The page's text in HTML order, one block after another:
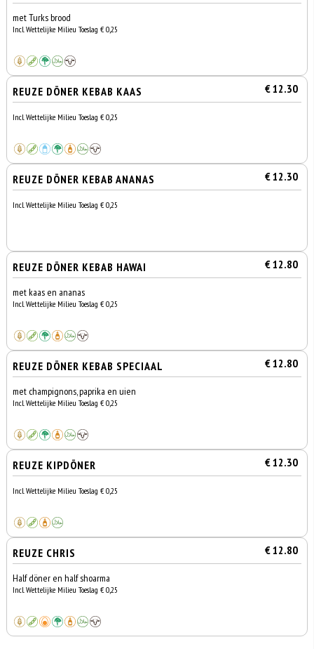
met Turks brood
Incl. Wettelijke Milieu Toeslag € 0,25
REUZE DÖNER KEBAB KAAS € 12.30
Incl. Wettelijke Milieu Toeslag € 0,25
REUZE DÖNER KEBAB ANANAS € 12.30
Incl. Wettelijke Milieu Toeslag € 0,25
REUZE DÖNER KEBAB HAWAI € 12.80
met kaas en ananas
Incl. Wettelijke Milieu Toeslag € 0,25
REUZE DÖNER KEBAB SPECIAAL € 12.80
met champignons, paprika en uien
Incl. Wettelijke Milieu Toeslag € 0,25
REUZE KIPDÖNER € 12.30
Incl. Wettelijke Milieu Toeslag € 0,25
REUZE CHRIS € 12.80
Half döner en half shoarma
Incl. Wettelijke Milieu Toeslag € 0,25